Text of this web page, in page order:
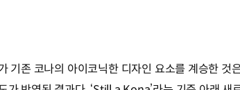
기존 코나의 아이코닉한 디자인 요소를 계승한 것